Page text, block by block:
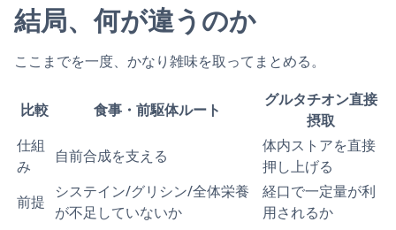
結局、何が違うのか
ここまでを一度、かなり雑味を取ってまとめる。
比較 食事・前駆体ルート
グルタチオン直接
摂取
仕組
み
自前合成を支える
体内ストアを直接
押し上げる
前提
システイン/グリシン/全体栄養
が不足していないか
経口で一定量が利
用されるか